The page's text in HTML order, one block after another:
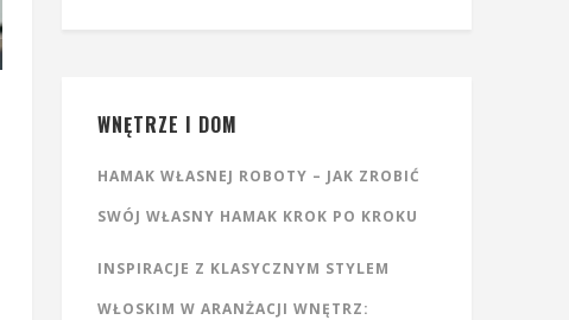
WNĘTRZE I DOM
HAMAK WŁASNEJ ROBOTY – JAK ZROBIĆ
SWÓJ WŁASNY HAMAK KROK PO KROKU
INSPIRACJE Z KLASYCZNYM STYLEM
WŁOSKIM W ARANŻACJI WNĘTRZ: